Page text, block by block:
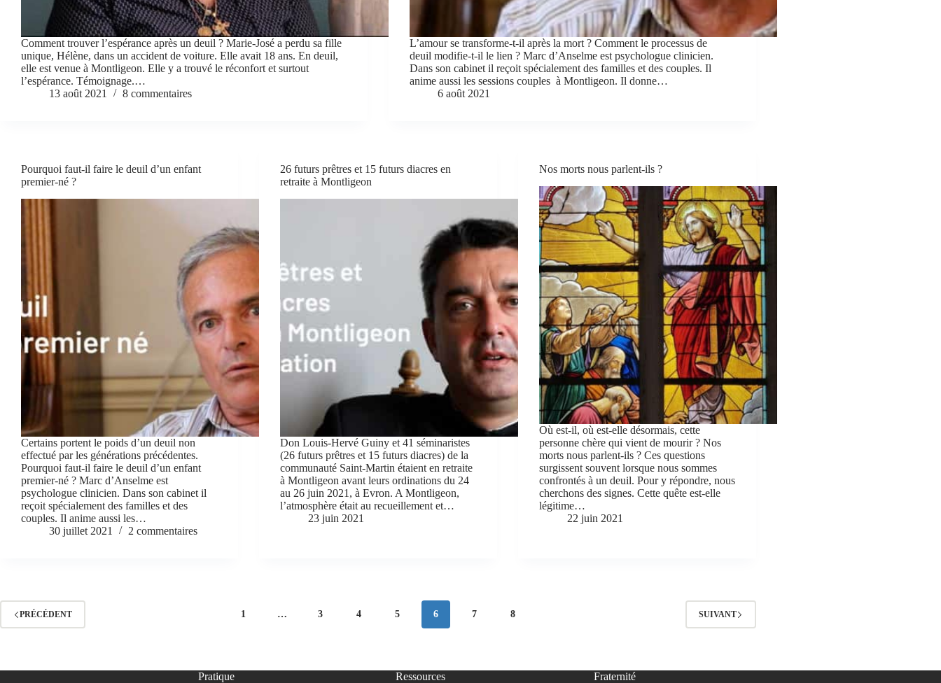
Comment trouver l’espérance après un deuil ? Marie-José a perdu sa fille
unique, Hélène, dans un accident de voiture. Elle avait 18 ans. En deuil,
elle est venue à Montligeon. Elle y a trouvé le réconfort et surtout
l’espérance. Témoignage.…
13 août 2021
8 commentaires
L’amour se transforme-t-il après la mort ? Comment le processus de
deuil modifie-t-il le lien ? Marc d’Anselme est psychologue clinicien.
Dans son cabinet il reçoit spécialement des familles et des couples. Il
anime aussi les sessions couples à Montligeon. Il donne…
6 août 2021
Pourquoi faut-il faire le deuil d’un enfant
premier-né ?
Certains portent le poids d’un deuil non
effectué par les générations précédentes.
Pourquoi faut-il faire le deuil d’un enfant
premier-né ? Marc d’Anselme est
psychologue clinicien. Dans son cabinet il
reçoit spécialement des familles et des
couples. Il anime aussi les…
30 juillet 2021
2 commentaires
26 futurs prêtres et 15 futurs diacres en
retraite à Montligeon
Don Louis-Hervé Guiny et 41 séminaristes
(26 futurs prêtres et 15 futurs diacres) de la
communauté Saint-Martin étaient en retraite
à Montligeon avant leurs ordinations du 24
au 26 juin 2021, à Evron. A Montligeon,
l’atmosphère était au recueillement et…
23 juin 2021
Nos morts nous parlent-ils ?
Où est-il, où est-elle désormais, cette
personne chère qui vient de mourir ? Nos
morts nous parlent-ils ? Ces questions
surgissent souvent lorsque nous sommes
confrontés à un deuil. Pour y répondre, nous
cherchons des signes. Cette quête est-elle
légitime…
22 juin 2021
PRÉCÉDENT 1 … 3 4 5 6 7 8 SUIVANT
Pratique Ressources Fraternité